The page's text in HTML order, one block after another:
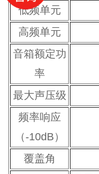
低频单元
高频单元
音箱额定功
率
最大声压级
频率响应
（-10dB）
覆盖角